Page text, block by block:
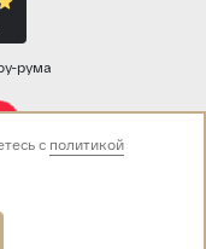
рума
с политикой